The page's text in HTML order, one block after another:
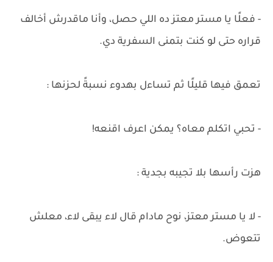
- فعلًا يا مستر معتز ده اللي حصل، وأنا ماقدرش أخالف
قراره حتى لو كنت بتمنى السفرية دي.
تعمق فيها قليلًا ثم تساءل بهدوء نسبةً لحزنها :
- تحبي اتكلم معاه؟ يمكن اعرف اقنعه!
هزت رأسها بلا تجيبه بجدية :
- لا يا مستر معتز، نوح مادام قال لاء يبقى لاء، معلش
تتعوض.